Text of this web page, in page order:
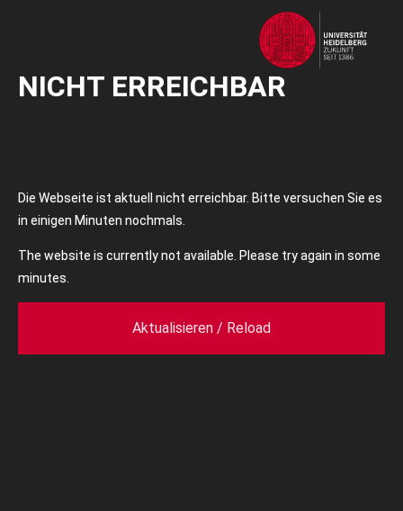
NICHT ERREICHBAR
Die Webseite ist aktuell nicht erreichbar. Bitte versuchen Sie es
in einigen Minuten nochmals.
The website is currently not available. Please try again in some
minutes.
Aktualisieren / Reload